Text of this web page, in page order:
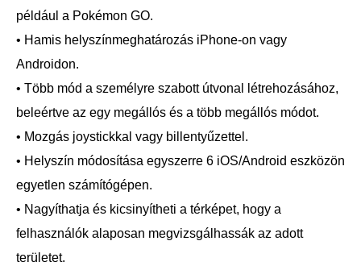
például a Pokémon GO.
• Hamis helyszínmeghatározás iPhone-on vagy
Androidon.
• Több mód a személyre szabott útvonal létrehozásához,
beleértve az egy megállós és a több megállós módot.
• Mozgás joystickkal vagy billentyűzettel.
• Helyszín módosítása egyszerre 6 iOS/Android eszközön
egyetlen számítógépen.
• Nagyíthatja és kicsinyítheti a térképet, hogy a
felhasználók alaposan megvizsgálhassák az adott
területet.